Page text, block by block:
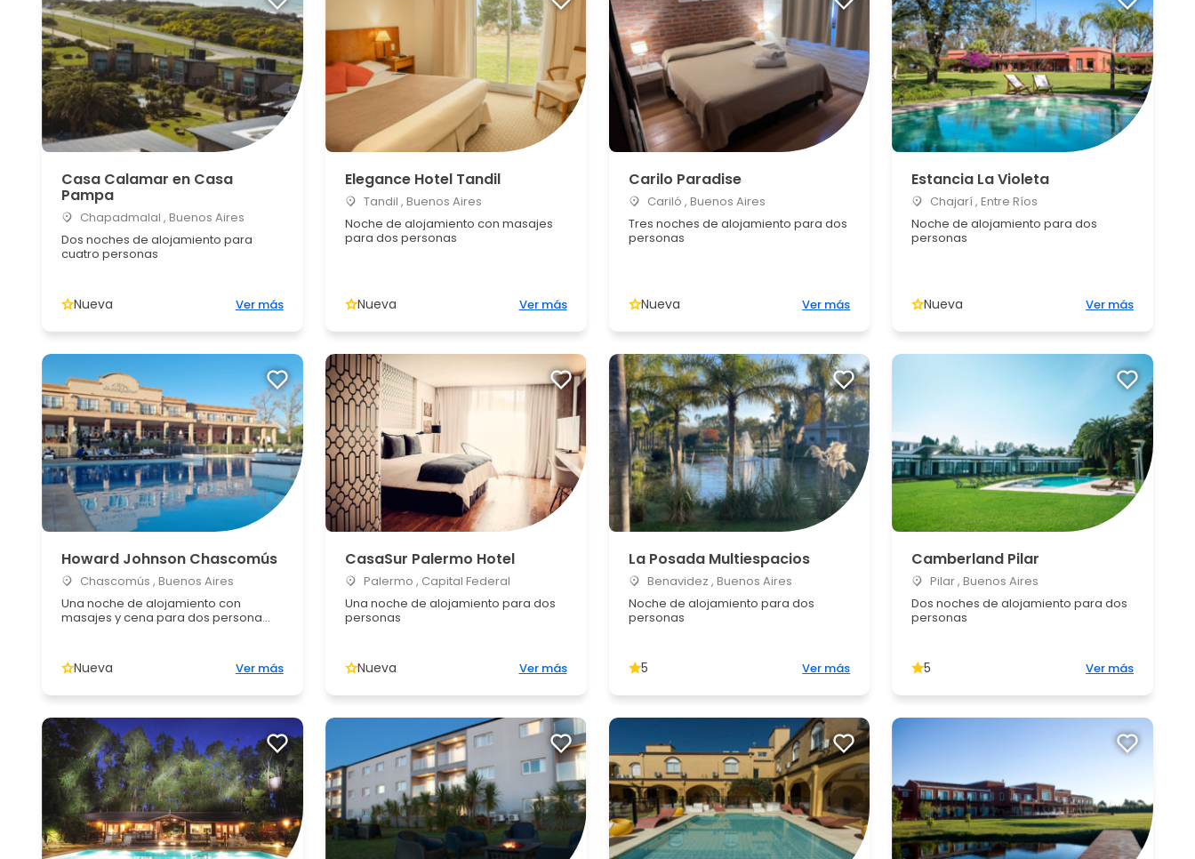
Casa Calamar en Casa
Pampa
Chapadmalal , Buenos Aires
Dos noches de alojamiento para
cuatro personas
Nueva Ver más
Elegance Hotel Tandil
Tandil , Buenos Aires
Noche de alojamiento con masajes
para dos personas
Nueva Ver más
Carilo Paradise
Cariló , Buenos Aires
Tres noches de alojamiento para dos
personas
Nueva Ver más
Estancia La Violeta
Chajarí , Entre Ríos
Noche de alojamiento para dos
personas
Nueva Ver más
Howard Johnson Chascomús
Chascomús , Buenos Aires
Una noche de alojamiento con
masajes y cena para dos persona...
Nueva Ver más
CasaSur Palermo Hotel
Palermo , Capital Federal
Una noche de alojamiento para dos
personas
Nueva Ver más
La Posada Multiespacios
Benavidez , Buenos Aires
Noche de alojamiento para dos
personas
5 Ver más
Camberland Pilar
Pilar , Buenos Aires
Dos noches de alojamiento para dos
personas
5 Ver más